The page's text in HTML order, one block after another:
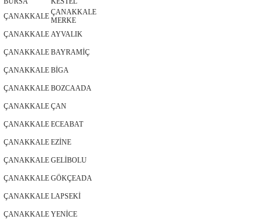
ÇANAKKALE ÇANAKKALE
MERKE
ÇANAKKALE AYVALIK
ÇANAKKALE BAYRAMİÇ
ÇANAKKALE BİGA
ÇANAKKALE BOZCAADA
ÇANAKKALE ÇAN
ÇANAKKALE ECEABAT
ÇANAKKALE EZİNE
ÇANAKKALE GELİBOLU
ÇANAKKALE GÖKÇEADA
ÇANAKKALE LAPSEKİ
ÇANAKKALE YENİCE